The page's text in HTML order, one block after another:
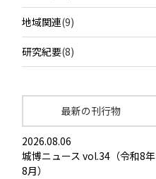
地域関連(9)
研究紀要(8)
最新の刊行物
2026.08.06
城博ニュース vol.34（令和8年
8月）